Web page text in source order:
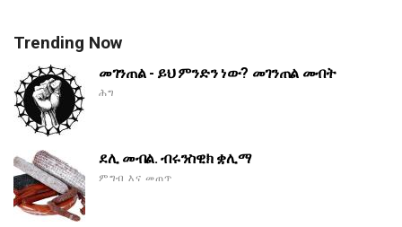
Trending Now
መገንጠል - ይህ ምንድን ነው? መገንጠል መብት
ሕግ
ደሊ መብል. ብሩንስዊክ ቋሊማ
ምግብ እና መጠጥ